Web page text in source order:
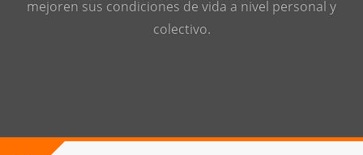
mejoren sus condiciones de vida a nivel personal y
colectivo.